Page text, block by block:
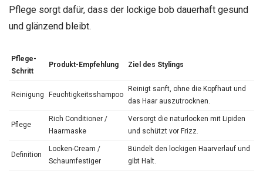
Pflege sorgt dafür, dass der lockige bob dauerhaft gesund
und glänzend bleibt.
Pflege-
Schritt
Produkt-Empfehlung Ziel des Stylings
Reinigung Feuchtigkeitsshampoo
Reinigt sanft, ohne die Kopfhaut und
das Haar auszutrocknen.
Pflege
Rich Conditioner /
Haarmaske
Versorgt die naturlocken mit Lipiden
und schützt vor Frizz.
Definition
Locken-Cream /
Schaumfestiger
Bündelt den lockigen Haarverlauf und
gibt Halt.